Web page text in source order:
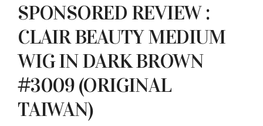
SPONSORED REVIEW :
CLAIR BEAUTY MEDIUM
WIG IN DARK BROWN
#3009 (ORIGINAL
TAIWAN)